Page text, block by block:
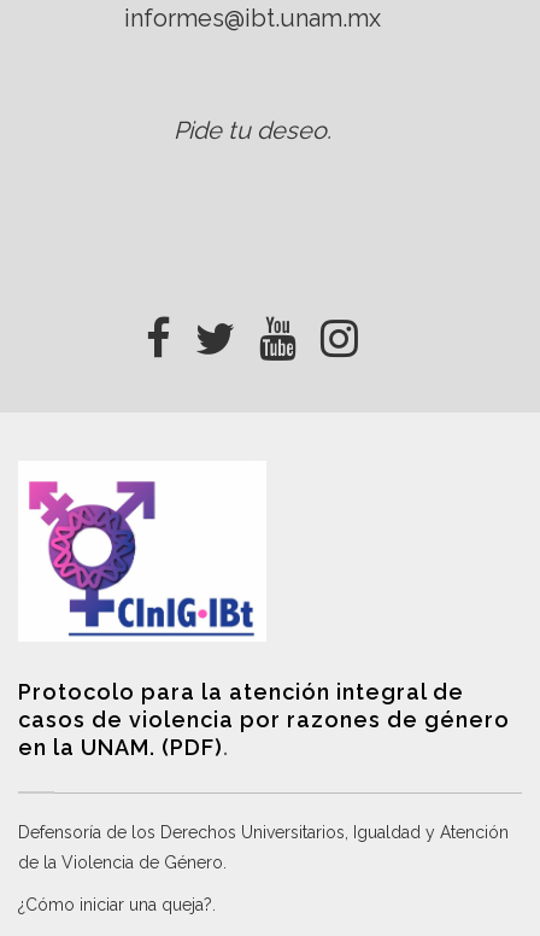
informes@ibt.unam.mx
Pide tu deseo.
Protocolo para la atención integral de
casos de violencia por razones de género
en la UNAM. (PDF).
Defensoría de los Derechos Universitarios, Igualdad y Atención
de la Violencia de Género
¿Cómo iniciar una queja?